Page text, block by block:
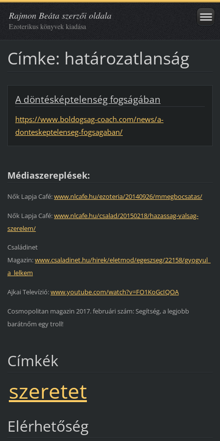
Rajmon Beáta szerzői oldala
Ezoterikus könyvek kiadása
Címke: határozatlanság
A döntésképtelenség fogságában
https://www.boldogsag-coach.com/news/a-
donteskeptelenseg-fogsagaban/
Médiaszereplések:
Nők Lapja Café:www.nlcafe.hu/ezoteria/20140926/mmegbocsatas/
Nők Lapja Café:www.nlcafe.hu/csalad/20150218/hazassag-valsag-
szerelem/
Családinet
Magazin:www.csaladinet.hu/hirek/eletmod/egeszseg/22158/gyogyul_
a_lelkem
Ajkai Televízió:www.youtube.com/watch?v=FO1KoGcIQOA
Cosmopolitan magazin 2017. februári szám: Segítség, a legjobb
barátnőm egy troll!
Címkék
szeretet
Elérhetőség